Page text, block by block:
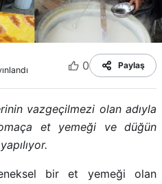
0 Paylaş
vazgeçilmezi olan adıyla
et yemeği ve düğün
bir et yemeği olan